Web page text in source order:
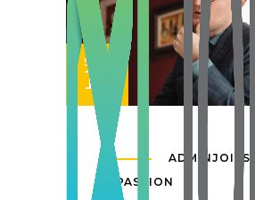
SET
13
ADMINJOISS
PASSION